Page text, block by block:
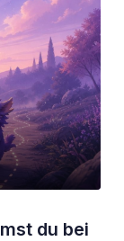
du bei